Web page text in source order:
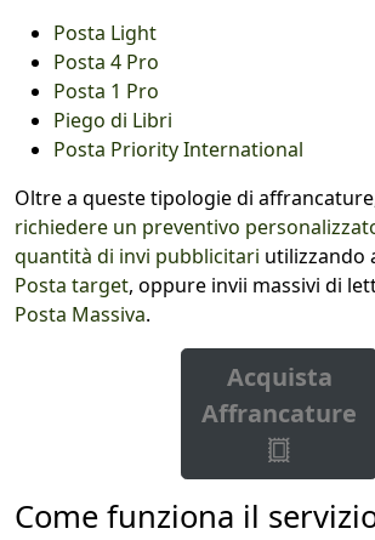
Posta Light
Posta 4 Pro
Posta 1 Pro
Piego di Libri
Posta Priority International
Oltre a queste tipologie di
richiedere un preventivo
quantità di invi pubblicitari utilizzando
Posta target, oppure invii massivi di
Posta Massiva.
Acquista
Affrancature
Come funziona il